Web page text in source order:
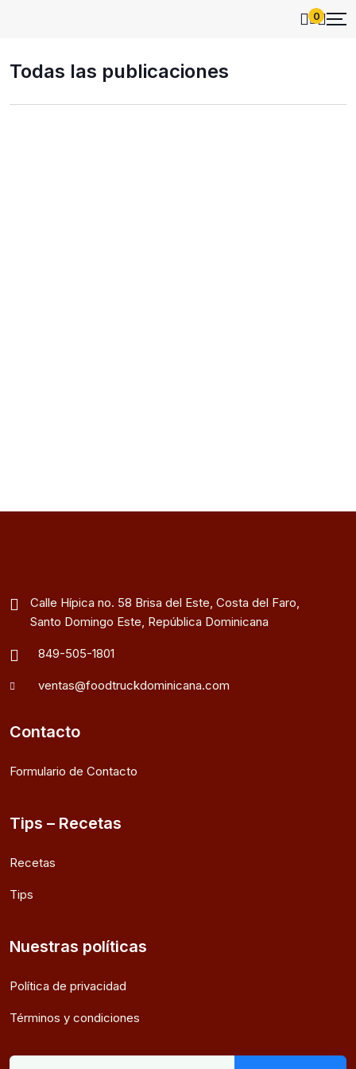
0
Todas las publicaciones
Calle Hípica no. 58 Brisa del Este, Costa del Faro,
Santo Domingo Este, República Dominicana
849-505-1801
ventas@foodtruckdominicana.com
Contacto
Formulario de Contacto
Tips – Recetas
Recetas
Tips
Nuestras políticas
Política de privacidad
Términos y condiciones